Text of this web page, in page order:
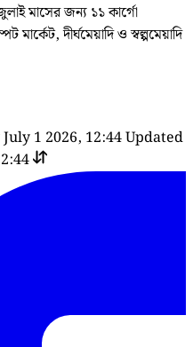
মাসের জন্য ১১ কার্গো
দীর্ঘমেয়াদি ও স্বল্পমেয়াদি
1 2026, 12:44Updated